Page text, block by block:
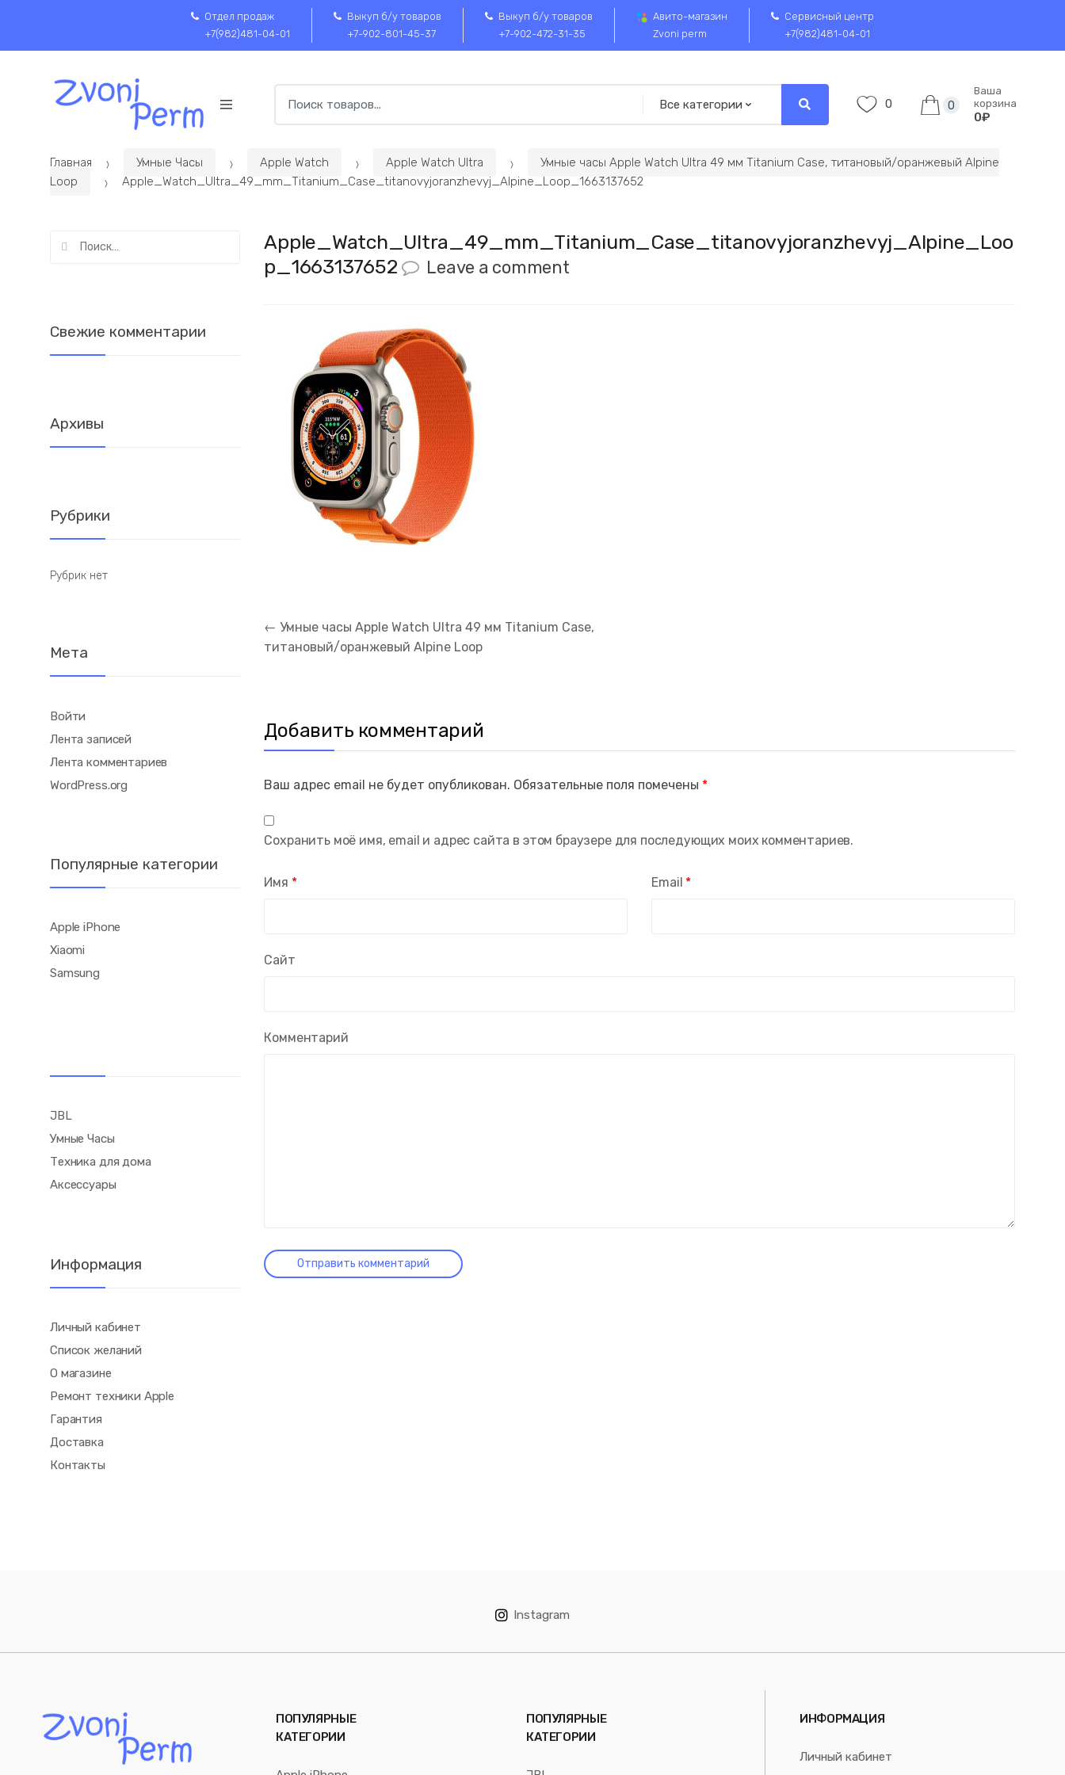
navigation
содержимому
Отдел продаж
+7(982)481-04-01
Выкуп б/у товаров
+7-902-801-45-37
Выкуп б/у товаров
+7-902-472-31-35
Авито-магазин
Zvoni perm
Сервисный центр
+7(982)481-04-01
for:
0 0
Ваша
корзина
0₽
Главная Умные Часы Apple Watch Apple Watch Ultra
Умные часы Apple Watch Ultra 49 мм Titanium Case, титановый/оранжевый Alpine
Loop
Apple_Watch_Ultra_49_mm_Titanium_Case_titanovyjoranzhevyj_Alpine_Loop_1663137652
Apple_Watch_Ultra_49_mm_Titanium_Case_titanovyjoranzhevyj_Alpine_Loo
p_1663137652
Leave a comment
Навигация
← Умные часы Apple Watch Ultra 49 мм Titanium Case,
титановый/оранжевый Alpine Loop
Добавить комментарий
Ваш адрес email не будет опубликован. Обязательные поля помечены *
Комментарий
Имя * Email *
Сайт
Сохранить моё имя, email и адрес сайта в этом браузере для последующих моих комментариев.
Свежие комментарии
Архивы
Рубрики
Рубрик нет
Мета
Войти
Лента записей
Лента комментариев
WordPress.org
Популярные категории
Apple iPhone
Xiaomi
Samsung
JBL
Умные Часы
Техника для дома
Аксессуары
Информация
Личный кабинет
Список желаний
О магазине
Ремонт техники Apple
Гарантия
Доставка
Контакты
Instagram
ПОПУЛЯРНЫЕ
КАТЕГОРИИ
ПОПУЛЯРНЫЕ
КАТЕГОРИИ
ИНФОРМАЦИЯ
Личный кабинет